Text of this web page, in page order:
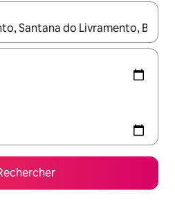
utilisez les flèches vers le